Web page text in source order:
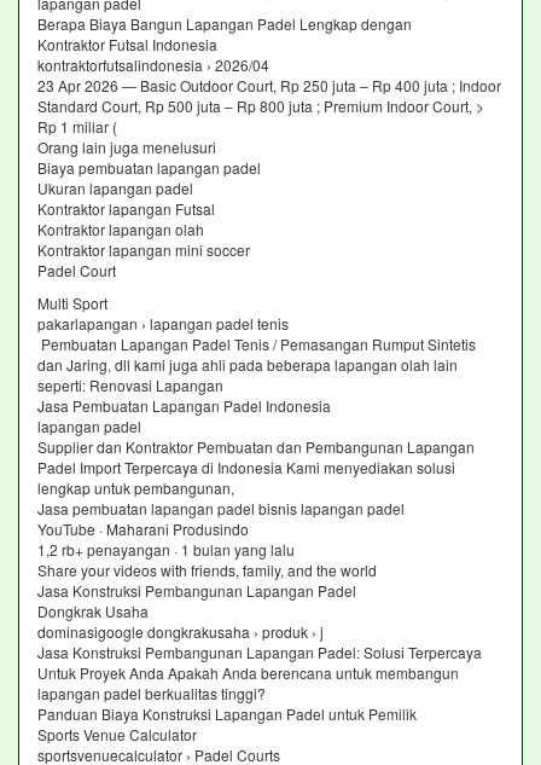
Berapa Biaya Bangun Lapangan Padel Lengkap dengan
Kontraktor Futsal Indonesia
kontraktorfutsalindonesia › 2026/04
23 Apr 2026 — Basic Outdoor Court, Rp 250 juta – Rp 400 juta ; Indoor
Standard Court, Rp 500 juta – Rp 800 juta ; Premium Indoor Court, >
Rp 1 miliar (
Orang lain juga menelusuri
Biaya pembuatan lapangan padel
Ukuran lapangan padel
Kontraktor lapangan Futsal
Kontraktor lapangan olah
Kontraktor lapangan mini soccer
Padel Court
Multi Sport
pakarlapangan › lapangan padel tenis
Pembuatan Lapangan Padel Tenis / Pemasangan Rumput Sintetis
dan Jaring, dll kami juga ahli pada beberapa lapangan olah lain
seperti: Renovasi Lapangan
Jasa Pembuatan Lapangan Padel Indonesia
lapangan padel
Supplier dan Kontraktor Pembuatan dan Pembangunan Lapangan
Padel Import Terpercaya di Indonesia Kami menyediakan solusi
lengkap untuk pembangunan,
Jasa pembuatan lapangan padel bisnis lapangan padel
YouTube · Maharani Produsindo
1,2 rb+ penayangan · 1 bulan yang lalu
Share your videos with friends, family, and the world
Jasa Konstruksi Pembangunan Lapangan Padel
Dongkrak Usaha
dominasigoogle dongkrakusaha › produk › j
Jasa Konstruksi Pembangunan Lapangan Padel: Solusi Terpercaya
Untuk Proyek Anda Apakah Anda berencana untuk membangun
lapangan padel berkualitas tinggi?
Panduan Biaya Konstruksi Lapangan Padel untuk Pemilik
Sports Venue Calculator
sportsvenuecalculator › Padel Courts